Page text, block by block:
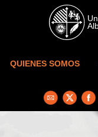
Skip to main content
QUIENES SOMOS